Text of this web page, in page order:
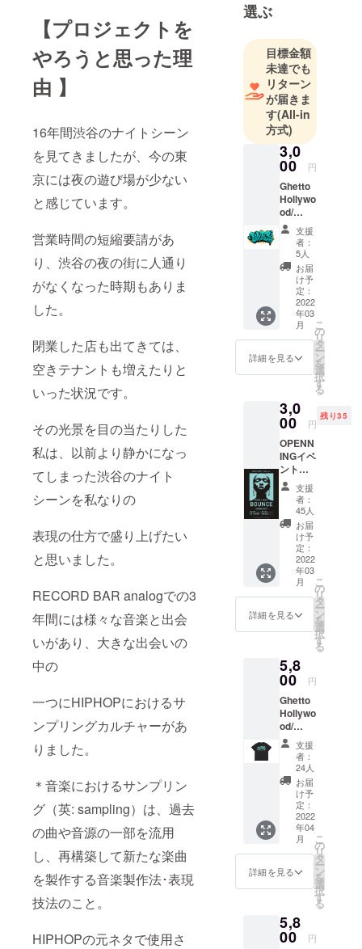
【プロジェクトを
やろうと思った理
由 】
16年間渋谷のナイトシーン
を見てきましたが、今の東
京には夜の遊び場が少ない
と感じています。
営業時間の短縮要請があ
り、渋谷の夜の街に人通り
がなくなった時期もありま
した。
閉業した店も出てきては、
空きテナントも増えたりと
いった状況です。
その光景を目の当たりした
私は、以前より静かになっ
てしまった渋谷のナイト
シーンを私なりの
表現の仕方で盛り上げたい
と思いました。
RECORD BAR analogでの3
年間には様々な音楽と出会
いがあり、大きな出会いの
中の
一つにHIPHOPにおけるサ
ンプリングカルチャーがあ
りました。
＊音楽におけるサンプリン
グ（英: sampling）は、過去
の曲や音源の一部を流用
し、再構築して新たな楽曲
を製作する音楽製作法･表現
技法のこと。
HIPHOPの元ネタで使用さ
選ぶ
目標金額
未達でも
リターン
が届きま
す(All-in
方式)
3,0
00 円
Ghetto
Hollywo
od/
SITE デ
ザイン
オリジ
ナルス
テッ
カー＋
お礼の
メッ
セージ
（メー
ル）
支援
者：
5人
お届
け予
定：
2022
年03
月
詳細を見る
こ
の
リ
タ
ー
ン
を
選
択
す
る
3,0
00 円
残り35
OPENN
INGイベ
ント招
待券
MUSIC
BAR
BOUNC
OPENI
PARTY
3月1日
火曜
OPEN2
0:00か
ら
定
MUSIC
BAR
BOUNC
E ACT
starRo(
SOULE
CTION)
Ryohu
=DJ =
(KAND
YTOWN
) DJ
KEKKE
Yukibeb
(SOULE
CTION)
支援
者：
45人
お届
け予
定：
2022
年03
月
詳細を見る
こ
の
リ
タ
ー
ン
を
選
択
す
る
5,8
00 円
Ghetto
Hollywo
od/
SITE デ
ザイン
限定T
シャツ
＋お礼
のメッ
セージ
（メー
ル）
支援
者：
24人
お届
け予
定：
2022
年04
月
詳細を見る
こ
の
リ
タ
ー
ン
を
選
択
す
る
5,8
00 円